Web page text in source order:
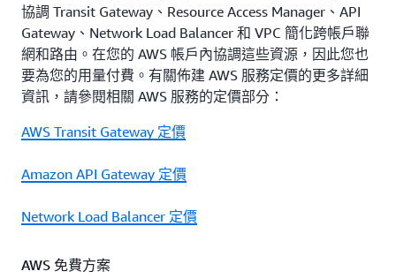
協調 Transit Gateway、Resource Access Manager、API
Gateway、Network Load Balancer 和 VPC 簡化跨帳戶聯
網和路由。在您的 AWS 帳戶內協調這些資源，因此您也
要為您的用量付費。有關佈建 AWS 服務定價的更多詳細
資訊，請參閱相關 AWS 服務的定價部分：
AWS Transit Gateway 定價
Amazon API Gateway 定價
Network Load Balancer 定價
AWS 免費方案